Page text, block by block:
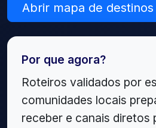
Abrir mapa de destinos
Por que agora?
Roteiros validados por
comunidades locais
receber e canais diretos